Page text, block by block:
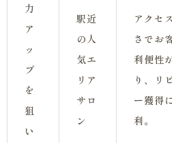
力
ア
ッ
プ
を
狙
い
駅近
の人
気エ
リア
サロ
ン
アクセ
さでお
利便性
り、リ
ー獲得
利。